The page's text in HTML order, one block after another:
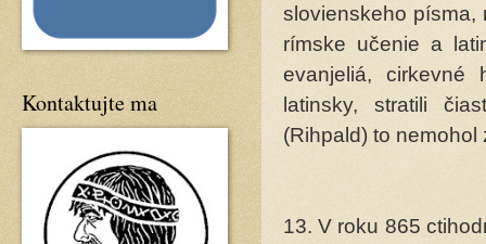
slovienskeho písma,
rímske uče­nie a
evanjeliá, cirkevné
latinsky, stratili
(Rihpald) to
13. V roku 865
Kontaktujte ma